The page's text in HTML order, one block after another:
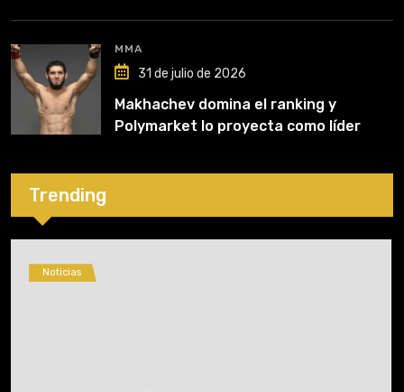
MMA
31 de julio de 2026
Makhachev domina el ranking y
Polymarket lo proyecta como líder
Trending
Noticias